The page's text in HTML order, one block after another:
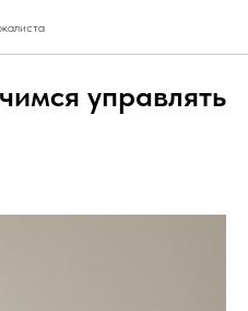
управлять